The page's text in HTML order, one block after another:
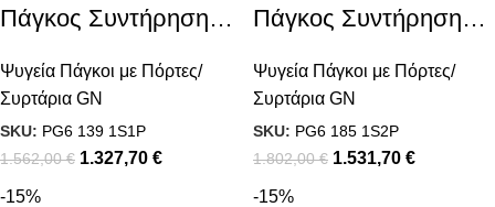
Πάγκος Συντήρηση
Συρταριέρα και 1
Πόρτα GN πλάτος
60εκ
Ψυγεία Πάγκοι με Πόρτες/
Συρτάρια GN
SKU: PG6 139 1S1P
1.562,00€ 1.327,70 €
Πάγκος Συντήρηση
Συρταριέρα και 2
Πόρτες GN πλάτος
60εκ
Ψυγεία Πάγκοι με Πόρτες/
Συρτάρια GN
SKU: PG6 185 1S2P
1.802,00€ 1.531,70 €
-15% -15%